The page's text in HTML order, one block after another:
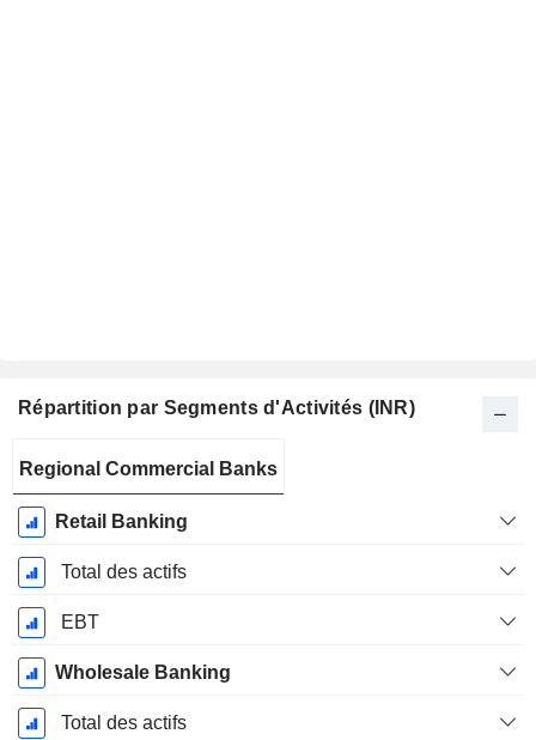
Répartition par Segments d'Activités (INR)
Fiscale:
Mars
Regional Commercial Banks
Retail Banking
Total des actifs
EBT
Wholesale Banking
Total des actifs